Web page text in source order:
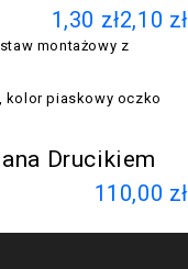
2,10 zł
1,30 zł
Drucikiem
110,00 zł